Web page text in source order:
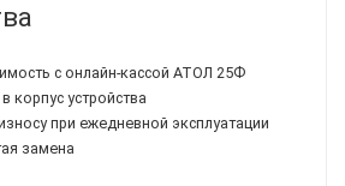
с онлайн-кассой АТОЛ 25Ф
корпус устройства
при ежедневной эксплуатации
замена